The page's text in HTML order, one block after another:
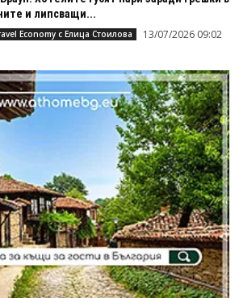
и липсващи...
Economy с Елица Стоилова 13/07/2026 09:02